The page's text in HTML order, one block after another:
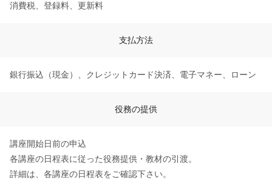
消費税、登録料、更新料
支払方法
銀行振込（現金）、クレジットカード決済、電子マネー、ローン
役務の提供
講座開始日前の申込
各講座の日程表に従った役務提供・教材の引渡。
詳細は、各講座の日程表をご確認下さい。